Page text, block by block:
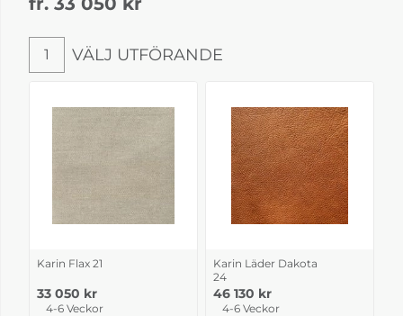
Välj utförande
1 VÄLJ UTFÖRANDE
Karin Flax 21
33 050 kr
4-6 Veckor
Karin Läder Dakota
24
46 130 kr
4-6 Veckor